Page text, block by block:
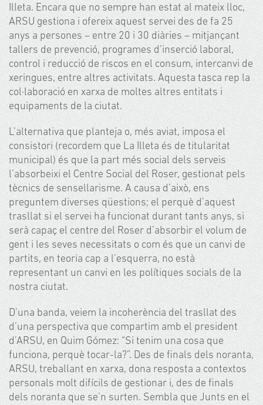
Illeta. Encara que no sempre han estat al mateix lloc,
ARSU gestiona i ofereix aquest servei des de fa 25
anys a persones – entre 20 i 30 diàries – mitjançant
tallers de prevenció, programes d’inserció laboral,
control i reducció de riscos en el consum, intercanvi de
xeringues, entre altres activitats. Aquesta tasca rep la
col·laboració en xarxa de moltes altres entitats i
equipaments de la ciutat.
L’alternativa que planteja o, més aviat, imposa el
consistori (recordem que La Illeta és de titularitat
municipal) és que la part més social dels serveis
l’absorbeixi el Centre Social del Roser, gestionat pels
tècnics de sensellarisme. A causa d’això, ens
preguntem diverses qüestions; el perquè d’aquest
trasllat si el servei ha funcionat durant tants anys, si
serà capaç el centre del Roser d’absorbir el volum de
gent i les seves necessitats o com és que un canvi de
partits, en teoria cap a l’esquerra, no està
representant un canvi en les polítiques socials de la
nostra ciutat.
D’una banda, veiem la incoherència del trasllat des
d’una perspectiva que compartim amb el president
d’ARSU, en Quim Gómez: “Si tenim una cosa que
funciona, perquè tocar-la?”. Des de finals dels noranta,
ARSU, treballant en xarxa, dona resposta a contextos
personals molt difícils de gestionar i, des de finals
dels noranta que se’n surten. Sembla que Junts en el